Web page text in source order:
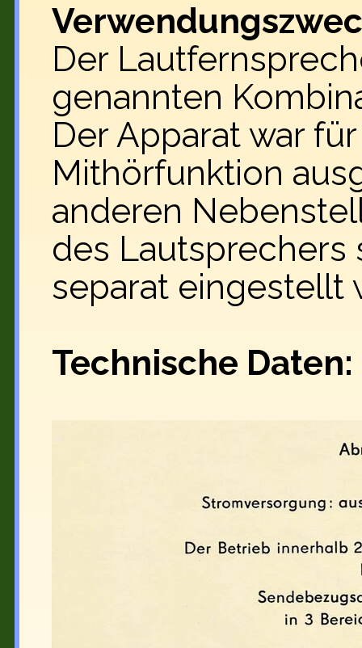
Der
genannten
Der Apparat war
Mithörfunktion
anderen
des
separat eingestellt
Technische